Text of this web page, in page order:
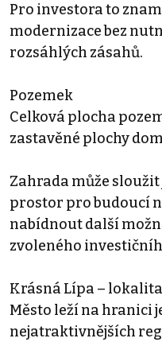
Pro investora to
modernizace bez
rozsáhlých zásahů.
Pozemek
Celková plocha
zastavěné plochy
Zahrada může
prostor pro budoucí
nabídnout další
zvoleného
Krásná Lípa –
Město leží na hranici
nejatraktivnějších